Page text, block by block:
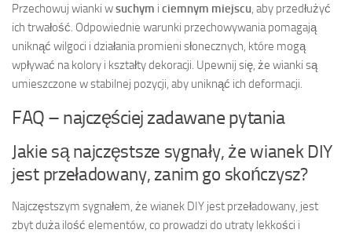
Przechowuj wianki wsuchym i ciemnym miejscu , aby przedłużyć
ich trwałość. Odpowiednie warunki przechowywania pomagają
uniknąć wilgoci i działania promieni słonecznych, które mogą
wpływać na kolory i kształty dekoracji. Upewnij się, że wianki są
umieszczone w stabilnej pozycji, aby uniknąć ich deformacji.
FAQ – najczęściej zadawane pytania
Jakie są najczęstsze sygnały, że wianek DIY
jest przeładowany, zanim go skończysz?
Najczęstszym sygnałem, że wianek DIY jest przeładowany, jest
zbyt duża ilość elementów, co prowadzi do utraty lekkości i